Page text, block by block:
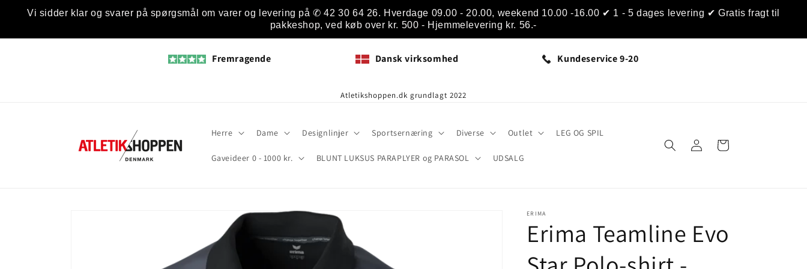
Vi sidder klar og svarer på spørgsmål om varer og levering på ✆ 42 30 64 26. Hverdage 09.00 - 20.00, weekend 10.00 -16.00 ✔ 1 - 5 dages levering ✔ Gratis fragt til
pakkeshop, ved køb over kr. 500 - Hjemmelevering kr. 56.-
Gå til
indhold
Fremragende Dansk virksomhed Kundeservice 9-20
Atletikshoppen.dk grundlagt 2022
Herre Dame Designlinjer Sportsernæring Diverse Outlet LEG OG SPIL
Gaveideer 0 - 1000 kr. BLUNT LUKSUS PARAPLYER og PARASOL UDSALG
Log
ind
Indkøbskurv
ERIMA
Erima Teamline Evo